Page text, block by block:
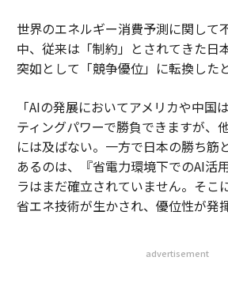
世界のエネルギー消費予測に関して
中、従来は「制約」とされてきた日
突如として「競争優位」に転換した
「AIの発展においてアメリカや中国
ティングパワーで勝負できますが、
には及ばない。一方で日本の勝ち筋
あるのは、『省電力環境下でのAI活
ラはまだ確立されていません。そこ
省エネ技術が生かされ、優位性が発
advertisement